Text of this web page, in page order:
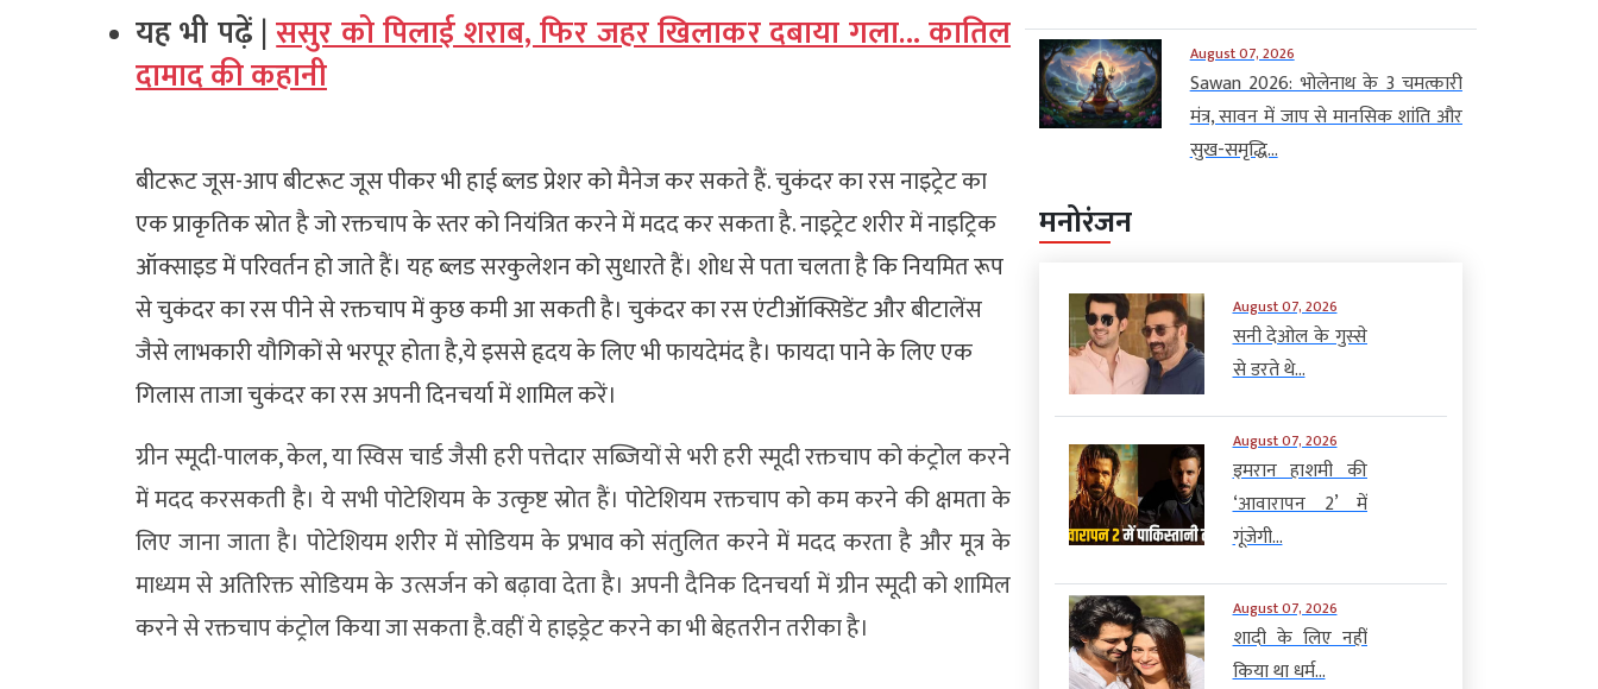
यह भी पढ़ें |ससुर को पिलाई शराब, फिर जहर खिलाकर दबाया गला… कातिल
दामाद की कहानी
बीटरूट जूस-आप बीटरूट जूस पीकर भी हाई ब्लड प्रेशर को मैनेज कर सकते हैं. चुकंदर का रस नाइट्रेट का
एक प्राकृतिक स्रोत है जो रक्तचाप के स्तर को नियंत्रित करने में मदद कर सकता है. नाइट्रेट शरीर में नाइट्रिक
ऑक्साइड में परिवर्तन हो जाते हैं। यह ब्लड सरकुलेशन को सुधारते हैं। शोध से पता चलता है कि नियमित रूप
से चुकंदर का रस पीने से रक्तचाप में कुछ कमी आ सकती है। चुकंदर का रस एंटीऑक्सिडेंट और बीटालेंस
जैसे लाभकारी यौगिकों से भरपूर होता है,ये इससे हृदय के लिए भी फायदेमंद है। फायदा पाने के लिए एक
गिलास ताजा चुकंदर का रस अपनी दिनचर्या में शामिल करें।
ग्रीन स्मूदी-पालक, केल, या स्विस चार्ड जैसी हरी पत्तेदार सब्जियों से भरी हरी स्मूदी रक्तचाप को कंट्रोल करने
में मदद करसकती है। ये सभी पोटेशियम के उत्कृष्ट स्रोत हैं। पोटेशियम रक्तचाप को कम करने की क्षमता के
लिए जाना जाता है। पोटेशियम शरीर में सोडियम के प्रभाव को संतुलित करने में मदद करता है और मूत्र के
माध्यम से अतिरिक्त सोडियम के उत्सर्जन को बढ़ावा देता है। अपनी दैनिक दिनचर्या में ग्रीन स्मूदी को शामिल
करने से रक्तचाप कंट्रोल किया जा सकता है.वहीं ये हाइड्रेट करने का भी बेहतरीन तरीका है।
August 07, 2026
Sawan 2026: भोलेनाथ के 3 चमत्कारी
मंत्र, सावन में जाप से मानसिक शांति और
सुख-समृद्धि...
मनोरंजन
August 07, 2026
सनी देओल के गुस्से
से डरते थे...
August 07, 2026
इमरान हाशमी की
‘आवारापन 2’ में
गूंजेगी...
August 07, 2026
शादी के लिए नहीं
किया था धर्म...